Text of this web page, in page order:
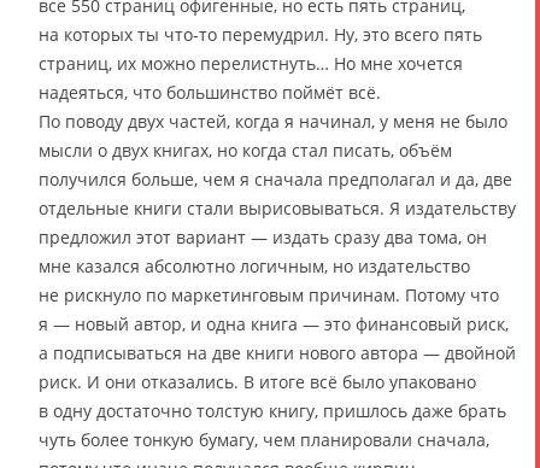
все 550 страниц офигенные, но есть пять страниц,
на которых ты что-то перемудрил. Ну, это всего пять
страниц, их можно перелистнуть… Но мне хочется
надеяться, что большинство поймёт всё.
По поводу двух частей, когда я начинал, у меня не было
мысли о двух книгах, но когда стал писать, объём
получился больше, чем я сначала предполагал и да, две
отдельные книги стали вырисовываться. Я издательству
предложил этот вариант — издать сразу два тома, он
мне казался абсолютно логичным, но издательство
не рискнуло по маркетинговым причинам. Потому что
я — новый автор, и одна книга — это финансовый риск,
а подписываться на две книги нового автора — двойной
риск. И они отказались. В итоге всё было упаковано
в одну достаточно толстую книгу, пришлось даже брать
чуть более тонкую бумагу, чем планировали сначала,